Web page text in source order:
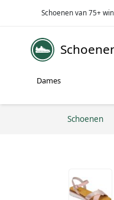
Schoenen van 75+
Dames
Schoenen